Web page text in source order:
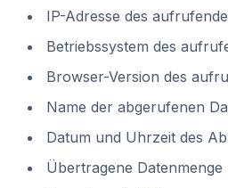
IP-Adresse des
Betriebssystem des
Browser-Version des
Name der abgerufenen
Datum und Uhrzeit des
Übertragene Datenmenge